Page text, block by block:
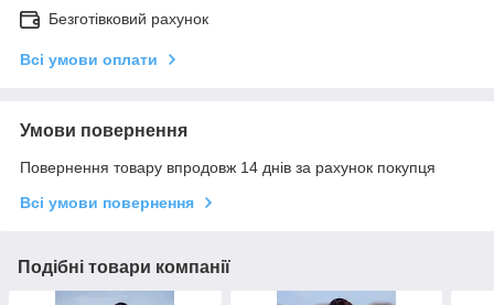
Безготівковий рахунок
Всі умови оплати
Умови повернення
Повернення товару впродовж 14 днів за рахунок покупця
Всі умови повернення
Подібні товари компанії